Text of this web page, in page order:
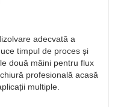
adecvată a
timpul de proces și
două mâini pentru flux
profesională acasă
multiple.